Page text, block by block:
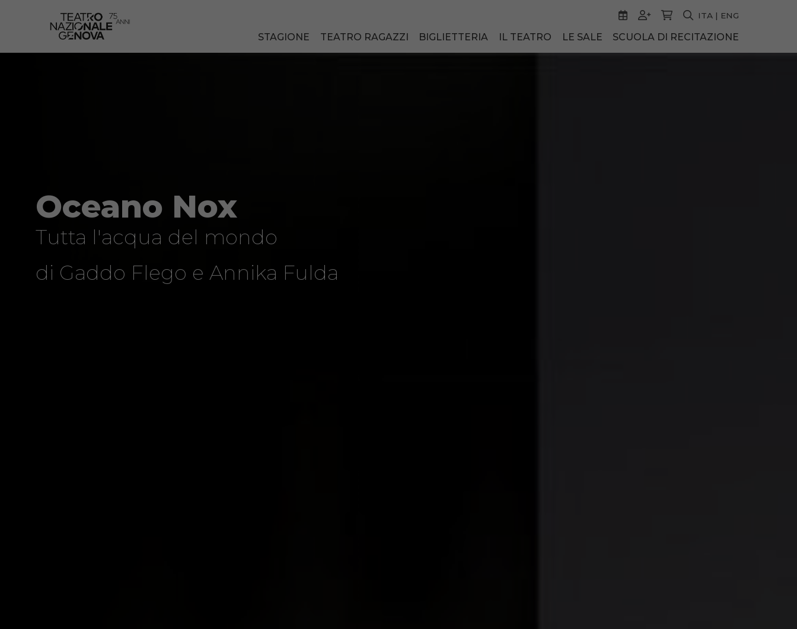
Oceano Nox
Tutta l'acqua del mondo
di Gaddo Flego e Annika Fulda
ITA | ENG
STAGIONE TEATRO RAGAZZI BIGLIETTERIA IL TEATRO LE SALE SCUOLA DI RECITAZIONE